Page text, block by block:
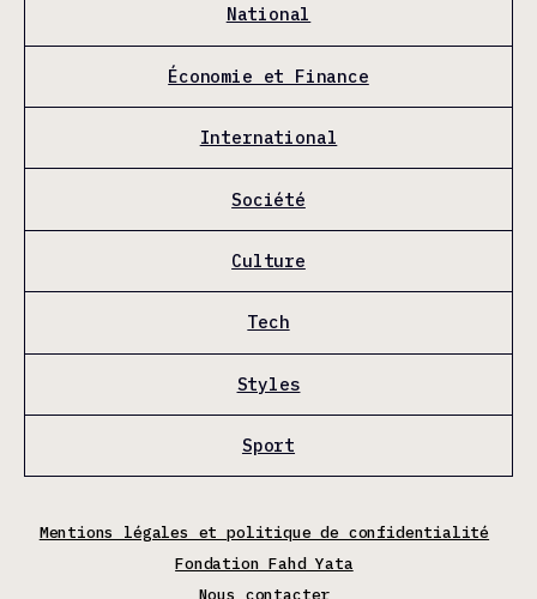
National
Économie et Finance
International
Société
Culture
Tech
Styles
Sport
Mentions légales et politique de confidentialité
Fondation Fahd Yata
Nous contacter